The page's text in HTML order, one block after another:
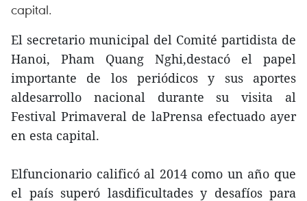
capital.
El secretario municipal del Comité partidista de
Hanoi, Pham Quang Nghi,destacó el papel
importante de los periódicos y sus aportes
aldesarrollo nacional durante su visita al
Festival Primaveral de laPrensa efectuado ayer
en esta capital.
Elfuncionario calificó al 2014 como un año que
el país superó lasdificultades y desafíos para